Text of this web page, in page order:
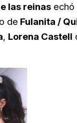
las reinas echó
de Fulanita /
, Lorena Castell